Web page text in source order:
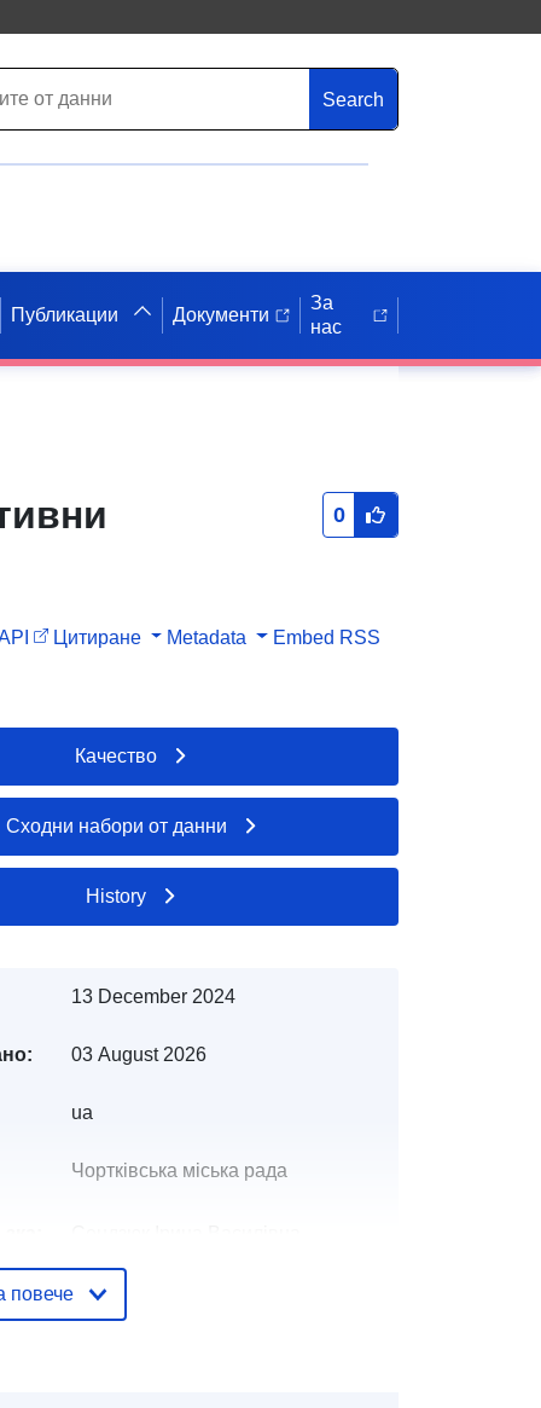
Search
Публикации Документи
За
нас
0
Цитиране Metadata Embed RSS
Качество
Сходни набори от данни
History
13 December 2024
03 August 2026
ua
Чортківська міська рада
Имейл:
mailto:cnap@chortkivmr.gov.ua
повече